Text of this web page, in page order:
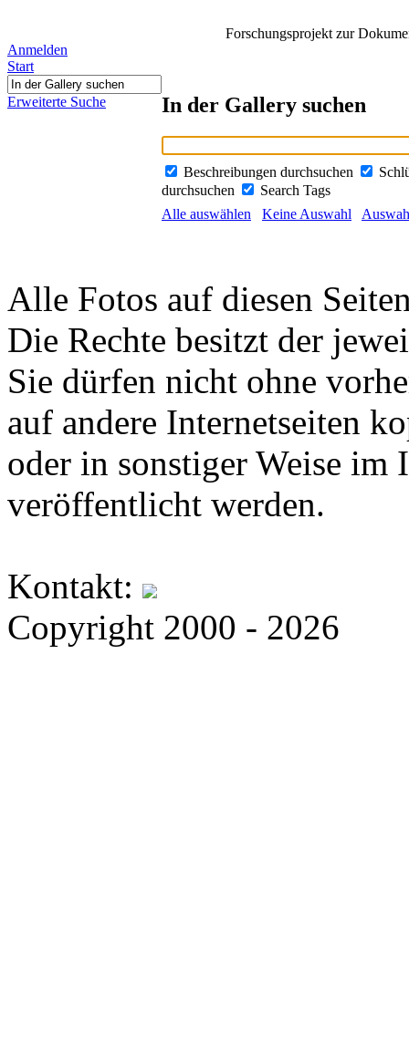
Forschungsprojekt zur
Anmelden
Start
Erweiterte Suche In der Gallery suchen
Beschreibungen durchsuchen
durchsuchen
Search Tags
Alle auswählen
Keine Auswahl
Alle Fotos auf diesen
Die Rechte besitzt der
Sie dürfen nicht ohne
auf andere Internetseiten
oder in sonstiger Weise im
veröffentlicht werden.
Kontakt:
Copyright 2000 - 2026